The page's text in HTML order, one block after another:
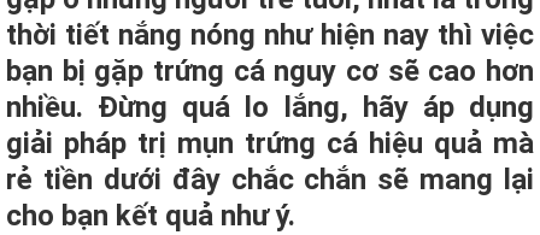
thời tiết nắng nóng như hiện nay thì việc
bạn bị gặp trứng cá nguy cơ sẽ cao hơn
nhiều. Đừng quá lo lắng, hãy áp dụng
giải pháp trị mụn trứng cá hiệu quả mà
rẻ tiền dưới đây chắc chắn sẽ mang lại
cho bạn kết quả như ý.